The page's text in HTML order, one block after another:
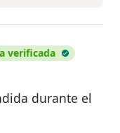
verificada
durante el